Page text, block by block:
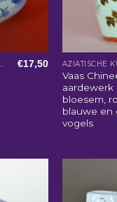
€17,50
Vaas
aardewerk
bloesem,
blauwe en
vogels